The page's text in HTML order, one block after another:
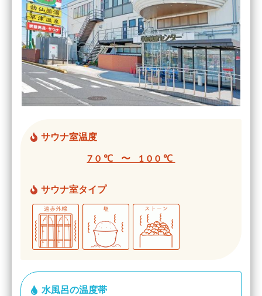
サウナ室温度
70℃ 〜 100℃
サウナ室タイプ
水風呂の温度帯